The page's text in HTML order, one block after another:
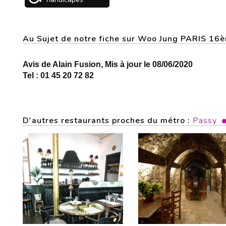
Au Sujet de notre fiche sur Woo Jung PARIS
Avis de Alain Fusion, Mis à jour le 08/06/2020
Tel : 01 45 20 72 82
D'autres restaurants proches du métro : Passy